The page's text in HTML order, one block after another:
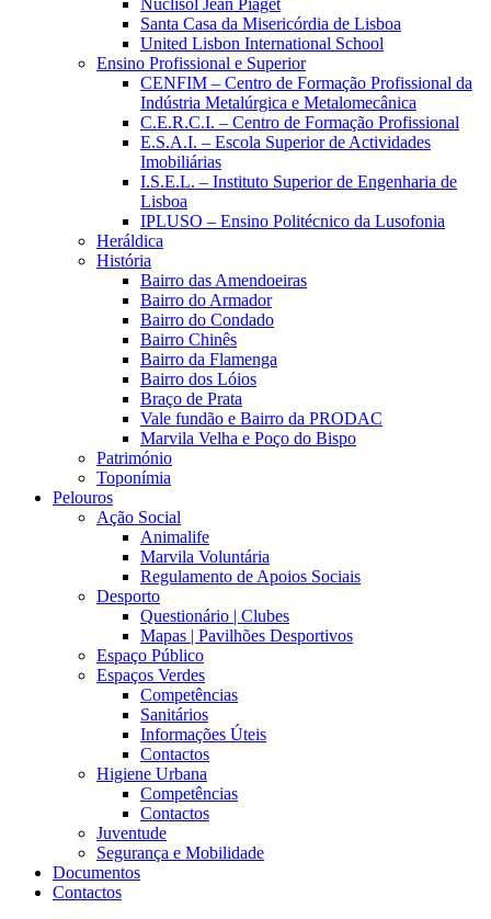
Nuclisol Jean Piaget
Santa Casa da Misericórdia de Lisboa
United Lisbon International School
Ensino Profissional e Superior
CENFIM – Centro de Formação Profissional da
Indústria Metalúrgica e Metalomecânica
C.E.R.C.I. – Centro de Formação Profissional
E.S.A.I. – Escola Superior de Actividades
Imobiliárias
I.S.E.L. – Instituto Superior de Engenharia de
Lisboa
IPLUSO – Ensino Politécnico da Lusofonia
Heráldica
História
Bairro das Amendoeiras
Bairro do Armador
Bairro do Condado
Bairro Chinês
Bairro da Flamenga
Bairro dos Lóios
Braço de Prata
Vale fundão e Bairro da PRODAC
Marvila Velha e Poço do Bispo
Património
Toponímia
Pelouros
Ação Social
Animalife
Marvila Voluntária
Regulamento de Apoios Sociais
Desporto
Questionário | Clubes
Mapas | Pavilhões Desportivos
Espaço Público
Espaços Verdes
Competências
Sanitários
Informações Úteis
Contactos
Higiene Urbana
Competências
Contactos
Juventude
Segurança e Mobilidade
Documentos
Contactos